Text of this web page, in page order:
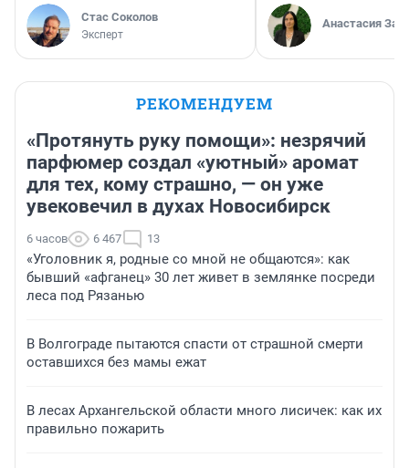
Стас Соколов
Эксперт
Анастасия
РЕКОМЕНДУЕМ
«Протянуть руку помощи»: незрячий
парфюмер создал «уютный» аромат
для тех, кому страшно, — он уже
увековечил в духах Новосибирск
6 часов 6 467 13
«Уголовник я, родные со мной не общаются»: как
бывший «афганец» 30 лет живет в землянке посреди
леса под Рязанью
В Волгограде пытаются спасти от страшной смерти
оставшихся без мамы ежат
В лесах Архангельской области много лисичек: как их
правильно пожарить